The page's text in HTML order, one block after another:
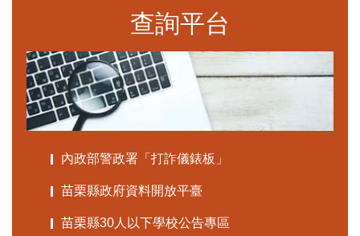
查詢平台
內政部警政署「打詐儀錶板」
苗栗縣政府資料開放平臺
苗栗縣30人以下學校公告專區